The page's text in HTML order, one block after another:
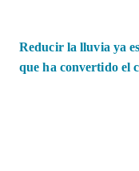
Reducir la lluvia ya
que ha convertido el